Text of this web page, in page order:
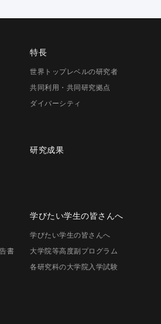
特長
世界トップレベルの研究者
共同利用・共同研究拠点
ダイバーシティ
研究成果
書
学びたい学生の皆さんへ
学びたい学生の皆さんへ
大学院等高度副プログラム
各研究科の大学院入学試験